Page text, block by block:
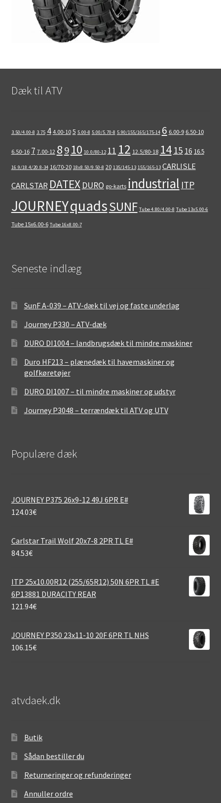
Dæk til ATV
3.50/4.00-8 3.75 4 4.00-10 5 5.00-8 5.00/5.70-8 5.90/155/165/175-14 6 6.00-9 6.50-10
6.50-16 7 7.00-12 89 10 10.0/80-12 11 12 12.5/80-18 14 15 16 16.5
16.9/18.4/20.8-34 16/70-20 18x8.50/9.50-8 20 135/145-13 155/165-13 CARLISLE
CARLSTAR DATEX DURO go-karts industrial ITP
JOURNEYquadsSUNF Tube 4.80/4.00-8 Tube 13x5.00-6
Tube 15x6.00-6 Tube 16x8.00-7
Seneste indlæg
SunF A-039 – ATV-dæk til vej og faste underlag
Journey P330 – ATV-dæk
DURO DI1004 – landbrugsdæk til mindre maskiner
Duro HF213 – plænedæk til havemaskiner og
golfkøretøjer
DURO DI1007 – til mindre maskiner og udstyr
Journey P3048 – terrændæk til ATV og UTV
Populære dæk
JOURNEY P375 26x9-12 49J 6PR E#
124.03€
Carlstar Trail Wolf 20x7-8 2PR TL E#
84.53€
ITP 25x10.00R12 (255/65R12) 50N 6PR TL #E
6P13881 DURACITY REAR
121.94€
JOURNEY P350 23x11-10 20F 6PR TL NHS
106.15€
atvdaek.dk
Butik
Sådan bestiller du
Returneringer og refunderinger
Annuller ordre